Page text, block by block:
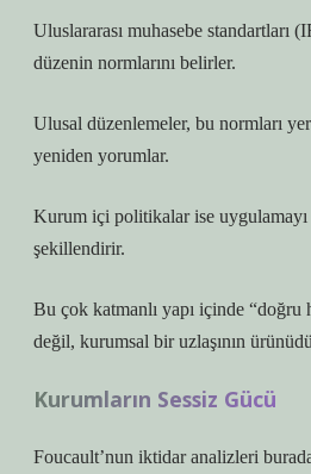
Uluslararası muhasebe standartları
düzenin normlarını belirler.
Ulusal düzenlemeler, bu normları
yeniden yorumlar.
Kurum içi politikalar ise
şekillendirir.
Bu çok katmanlı yapı içinde “doğru
değil, kurumsal bir uzlaşının
Kurumların Sessiz Gücü
Foucault’nun iktidar analizleri